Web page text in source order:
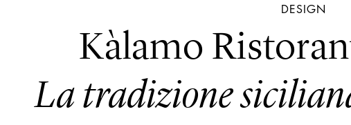
DESIGN
Kàlamo
La tradizione